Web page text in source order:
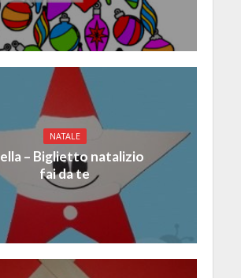
NATALE
– Biglietto natalizio
fai da te